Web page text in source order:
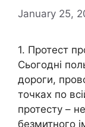
January 25,
1. Протест
Сьогодні
дороги,
точках по
протесту –
безмитного